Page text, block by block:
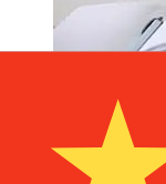
從Banca di